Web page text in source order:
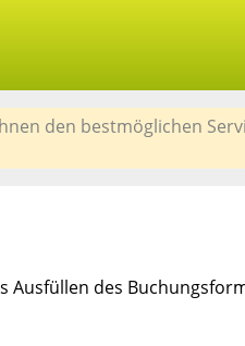
den bestmöglichen
des